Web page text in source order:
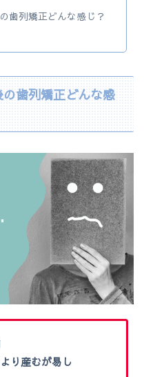
歯列矯正どんな感じ？
歯列矯正どんな感
り産むが易し